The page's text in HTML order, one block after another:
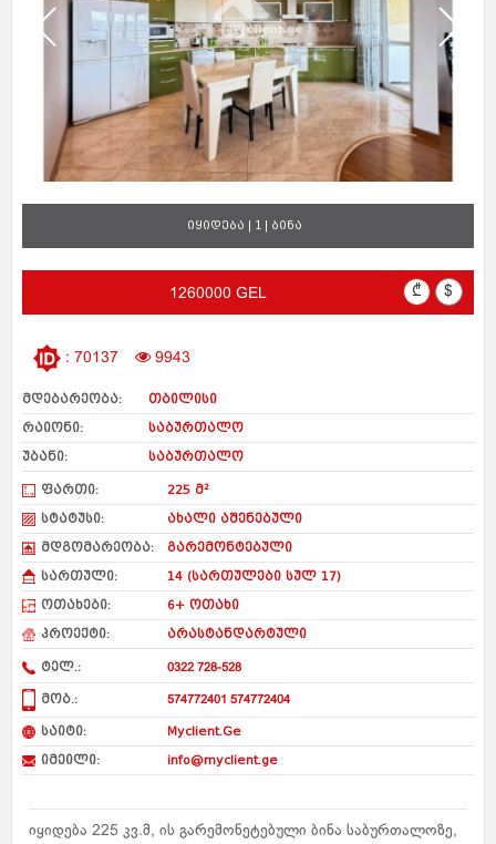
იყიდება | 1 | ბინა
1260000 GEL ₾ $
: 70137 9943
მდებარეობა:
თბილისი
რაიონი:
საბურთალო
უბანი:
საბურთალო
ფართი:
225 მ²
სტატუსი:
ახალი აშენებული
მდგომარეობა:
გარემონტებული
სართული:
14 (სართულები სულ 17)
ოთახები:
6+ ოთახი
პროექტი:
არასტანდარტული
ტელ.: 0322 728-528
მობ.: 574772401 574772404
საიტი:
Myclient.Ge
იმეილი:
info@myclient.ge
იყიდება 225 კვ.მ, ის გარემონეტებული ბინა საბურთალოზე,